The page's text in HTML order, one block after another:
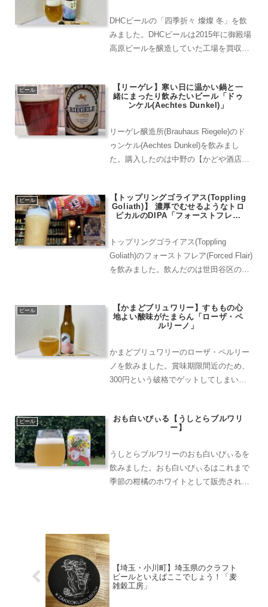
DHCビールの「四季折々 燦燦 冬」を飲
みました。DHCビールは2015年に御殿場
高原ビールを醸造していた工場を買収
さすが大企業。御殿場市の“市の鳥”「ク
ロツグミ」が...
ビール
【リーゲレ】寒い日に温かい鍋と一
緒にまったり飲みたいビール「ドゥ
ンケル(Aechtes Dunkel)」
リーゲレ醸造所(Brauhaus Riegele)のド
ゥンケル(Aechtes Dunkel)を飲みまし
た。購入したのは中野の【かどや酒店】
ン州南西部にあるアウグスブルク...
ビール
【トップリングゴライアス(Toppling
Goliath)】 濃厚でむせるようなトロ
ピカルのDIPA「フォーストフレア
トップリングゴライアス(Toppling
Goliath)のフォーストフレア(Forced Flair)
を飲みました。飲んだのは世田谷区のか
うことで半額の594円(！)...
ビール
【かまどブリュワリー】すももの心
地よい酸味がたまらん「ローザ・ペ
ルリーノ」
かまどブリュワリーのローザ・ペルリー
ノを飲みました。賞味期限間近のため、
300円という破格でゲットしてしまいま
立ち上げたブルワリー。２０２０年に創
ビール
おも白いびぃる【うしとらブルワリ
ー】
うしとらブルワリーのおも白いびぃるを
飲みました。おも白いびぃるはこれまで
季節の柑橘のホワイトとして販売されて
す。グラスを鼻に近づける...
【埼玉・小川町】埼玉県のクラフト
ビールといえばここでしょう！「麦
雑穀工房」